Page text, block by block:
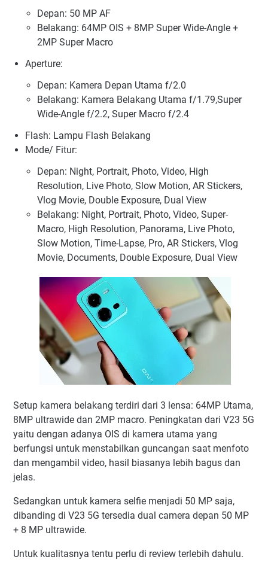
Depan: 50 MP AF
Belakang: 64MP OIS + 8MP Super Wide-Angle +
2MP Super Macro
Aperture:
Depan: Kamera Depan Utama f/2.0
Belakang: Kamera Belakang Utama f/1.79,Super
Wide-Angle f/2.2, Super Macro f/2.4
Flash: Lampu Flash Belakang
Mode/ Fitur:
Depan: Night, Portrait, Photo, Video, High
Resolution, Live Photo, Slow Motion, AR Stickers,
Vlog Movie, Double Exposure, Dual View
Belakang: Night, Portrait, Photo, Video, Super-
Macro, High Resolution, Panorama, Live Photo,
Slow Motion, Time-Lapse, Pro, AR Stickers, Vlog
Movie, Documents, Double Exposure, Dual View
Setup kamera belakang terdiri dari 3 lensa: 64MP Utama,
8MP ultrawide dan 2MP macro. Peningkatan dari V23 5G
yaitu dengan adanya OIS di kamera utama yang
berfungsi untuk menstabilkan guncangan saat menfoto
dan mengambil video, hasil biasanya lebih bagus dan
jelas.
Sedangkan untuk kamera selfie menjadi 50 MP saja,
dibanding di V23 5G tersedia dual camera depan 50 MP
+ 8 MP ultrawide.
Untuk kualitasnya tentu perlu di review terlebih dahulu.